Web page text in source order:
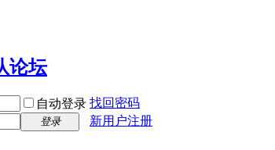
自动登录 找回密码
登录
新用户注册